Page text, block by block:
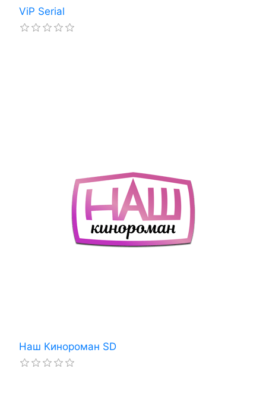
ViP Serial
Наш Кинороман SD